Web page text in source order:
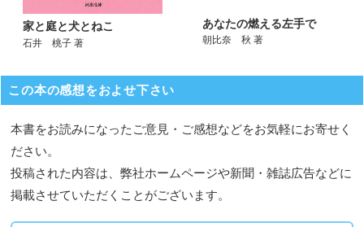
家と庭と犬とねこ
石井 桃子 著
あなたの燃える左手で
朝比奈 秋 著
この本の感想をおよせ下さい
本書をお読みになったご意見・ご感想などをお気軽にお寄せく
ださい。
投稿された内容は、弊社ホームページや新聞・雑誌広告などに
掲載させていただくことがございます。